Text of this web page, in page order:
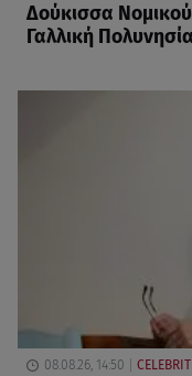
Δούκισσα
Γαλλική
08.08.26, 14:50